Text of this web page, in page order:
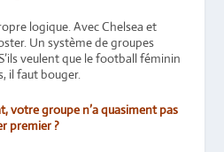
logique. Avec Chelsea et
Un système de groupes
veulent que le football féminin
il faut bouger.
votre groupe n’a quasiment pas
premier ?